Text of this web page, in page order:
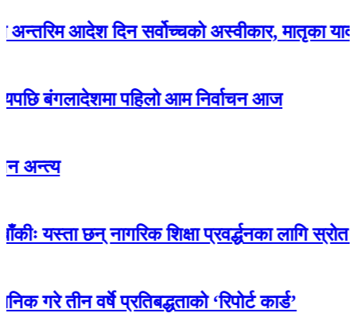
आदेश दिन सर्वोच्चको अस्वीकार, मातृका यादवको
पहिलो आम निर्वाचन आज
छन् नागरिक शिक्षा प्रवर्द्धनका लागि स्रोत सामग्री
वर्षे प्रतिबद्धताको ‘रिपोर्ट कार्ड’